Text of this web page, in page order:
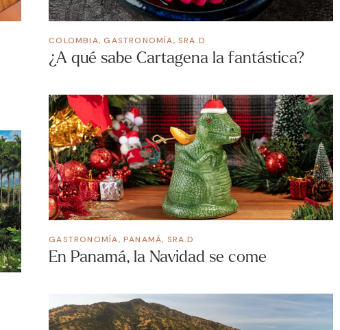
COLOMBIA,GASTRONOMÍA, SRA.D
¿A qué sabe Cartagena la fantástica?
GASTRONOMÍA, PANAMÁ, SRA.D
En Panamá, la Navidad se come